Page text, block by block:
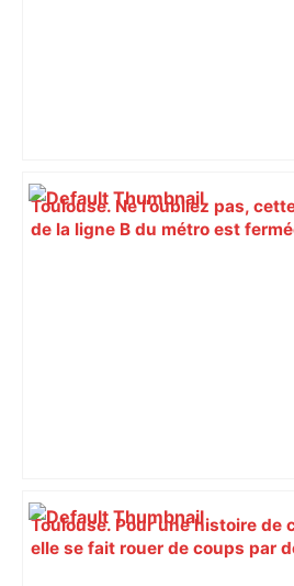
Toulouse. Ne l'oubliez pas,
de la ligne B du métro est
Toulouse. Pour une histoire de
elle se fait rouer de coups par